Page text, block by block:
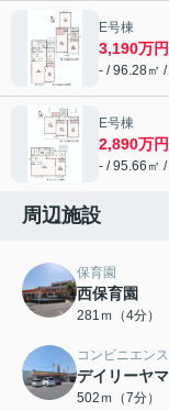
E号棟
3,190万円
- / 96.28㎡
E号棟
2,890万円
- / 95.66㎡
周辺施設
保育園
西保育園
281ｍ（4分）
コンビニエン
デイリーヤ
502ｍ（7分）